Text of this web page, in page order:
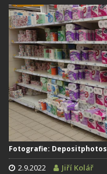
Fotografie: Depositphotos
2.9.2022 Jiří Kolář